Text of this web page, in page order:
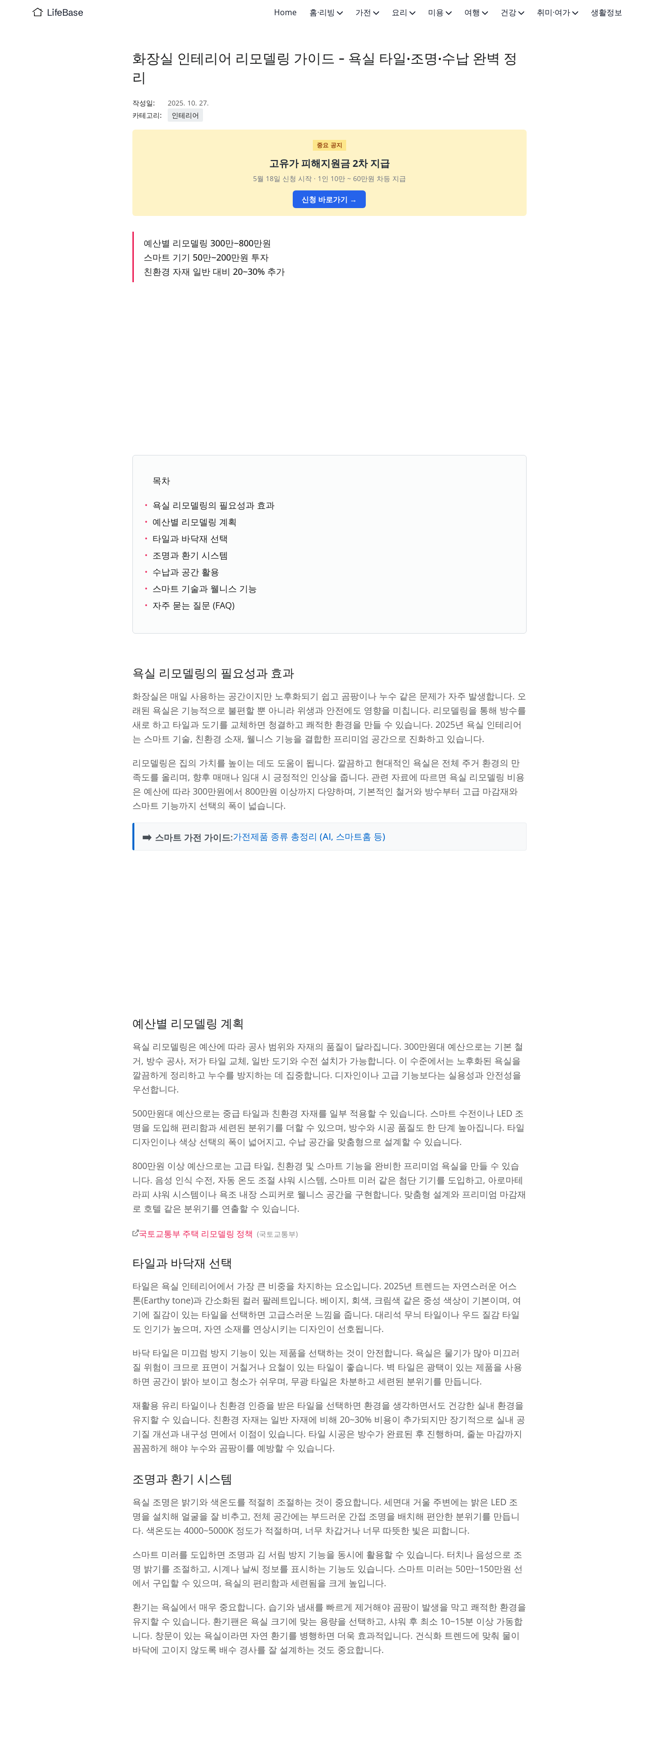
LifeBase Home 홈·리빙
홈케어
가전
주방가전
요리
한식 메인
미용
메이크업·화장품
여행
해외 여행
건강
건강 일반
취미·여가 생활정보
화장실 인테리어 리모델링 가이드 - 욕실 타일·조명·수납 완벽 정
리
작성일:
2025. 10. 27.
카테고리:
인테리어
중요 공지
고유가 피해지원금 2차 지급
5월 18일 신청 시작 · 1인 10만 ~ 60만원 차등 지급
신청 바로가기 →
예산별 리모델링 300만~800만원
스마트 기기 50만~200만원 투자
친환경 자재 일반 대비 20~30% 추가
목차
욕실 리모델링의 필요성과 효과
예산별 리모델링 계획
타일과 바닥재 선택
조명과 환기 시스템
수납과 공간 활용
스마트 기술과 웰니스 기능
자주 묻는 질문 (FAQ)
욕실 리모델링의 필요성과 효과
화장실은 매일 사용하는 공간이지만 노후화되기 쉽고 곰팡이나 누수 같은 문제가 자주 발생합니다. 오
래된 욕실은 기능적으로 불편할 뿐 아니라 위생과 안전에도 영향을 미칩니다. 리모델링을 통해 방수를
새로 하고 타일과 도기를 교체하면 청결하고 쾌적한 환경을 만들 수 있습니다. 2025년 욕실 인테리어
는 스마트 기술, 친환경 소재, 웰니스 기능을 결합한 프리미엄 공간으로 진화하고 있습니다.
리모델링은 집의 가치를 높이는 데도 도움이 됩니다. 깔끔하고 현대적인 욕실은 전체 주거 환경의 만
족도를 올리며, 향후 매매나 임대 시 긍정적인 인상을 줍니다. 관련 자료에 따르면 욕실 리모델링 비용
은 예산에 따라 300만원에서 800만원 이상까지 다양하며, 기본적인 철거와 방수부터 고급 마감재와
스마트 기능까지 선택의 폭이 넓습니다.
➡️ 스마트 가전 가이드:가전제품 종류 총정리 (AI, 스마트홈 등)
예산별 리모델링 계획
욕실 리모델링은 예산에 따라 공사 범위와 자재의 품질이 달라집니다. 300만원대 예산으로는 기본 철
거, 방수 공사, 저가 타일 교체, 일반 도기와 수전 설치가 가능합니다. 이 수준에서는 노후화된 욕실을
깔끔하게 정리하고 누수를 방지하는 데 집중합니다. 디자인이나 고급 기능보다는 실용성과 안전성을
우선합니다.
500만원대 예산으로는 중급 타일과 친환경 자재를 일부 적용할 수 있습니다. 스마트 수전이나 LED 조
명을 도입해 편리함과 세련된 분위기를 더할 수 있으며, 방수와 시공 품질도 한 단계 높아집니다. 타일
디자인이나 색상 선택의 폭이 넓어지고, 수납 공간을 맞춤형으로 설계할 수 있습니다.
800만원 이상 예산으로는 고급 타일, 친환경 및 스마트 기능을 완비한 프리미엄 욕실을 만들 수 있습
니다. 음성 인식 수전, 자동 온도 조절 샤워 시스템, 스마트 미러 같은 첨단 기기를 도입하고, 아로마테
라피 샤워 시스템이나 욕조 내장 스피커로 웰니스 공간을 구현합니다. 맞춤형 설계와 프리미엄 마감재
로 호텔 같은 분위기를 연출할 수 있습니다.
국토교통부 주택 리모델링 정책 국토교통부
타일과 바닥재 선택
타일은 욕실 인테리어에서 가장 큰 비중을 차지하는 요소입니다. 2025년 트렌드는 자연스러운 어스
톤(Earthy tone)과 간소화된 컬러 팔레트입니다. 베이지, 회색, 크림색 같은 중성 색상이 기본이며, 여
기에 질감이 있는 타일을 선택하면 고급스러운 느낌을 줍니다. 대리석 무늬 타일이나 우드 질감 타일
도 인기가 높으며, 자연 소재를 연상시키는 디자인이 선호됩니다.
바닥 타일은 미끄럼 방지 기능이 있는 제품을 선택하는 것이 안전합니다. 욕실은 물기가 많아 미끄러
질 위험이 크므로 표면이 거칠거나 요철이 있는 타일이 좋습니다. 벽 타일은 광택이 있는 제품을 사용
하면 공간이 밝아 보이고 청소가 쉬우며, 무광 타일은 차분하고 세련된 분위기를 만듭니다.
재활용 유리 타일이나 친환경 인증을 받은 타일을 선택하면 환경을 생각하면서도 건강한 실내 환경을
유지할 수 있습니다. 친환경 자재는 일반 자재에 비해 20~30% 비용이 추가되지만 장기적으로 실내 공
기질 개선과 내구성 면에서 이점이 있습니다. 타일 시공은 방수가 완료된 후 진행하며, 줄눈 마감까지
꼼꼼하게 해야 누수와 곰팡이를 예방할 수 있습니다.
조명과 환기 시스템
욕실 조명은 밝기와 색온도를 적절히 조절하는 것이 중요합니다. 세면대 거울 주변에는 밝은 LED 조
명을 설치해 얼굴을 잘 비추고, 전체 공간에는 부드러운 간접 조명을 배치해 편안한 분위기를 만듭니
다. 색온도는 4000~5000K 정도가 적절하며, 너무 차갑거나 너무 따뜻한 빛은 피합니다.
스마트 미러를 도입하면 조명과 김 서림 방지 기능을 동시에 활용할 수 있습니다. 터치나 음성으로 조
명 밝기를 조절하고, 시계나 날씨 정보를 표시하는 기능도 있습니다. 스마트 미러는 50만~150만원 선
에서 구입할 수 있으며, 욕실의 편리함과 세련됨을 크게 높입니다.
환기는 욕실에서 매우 중요합니다. 습기와 냄새를 빠르게 제거해야 곰팡이 발생을 막고 쾌적한 환경을
유지할 수 있습니다. 환기팬은 욕실 크기에 맞는 용량을 선택하고, 샤워 후 최소 10~15분 이상 가동합
니다. 창문이 있는 욕실이라면 자연 환기를 병행하면 더욱 효과적입니다. 건식화 트렌드에 맞춰 물이
바닥에 고이지 않도록 배수 경사를 잘 설계하는 것도 중요합니다.